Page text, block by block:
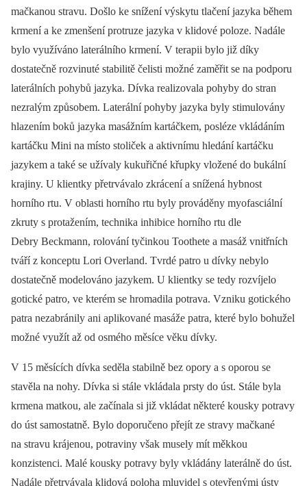
mačkanou stravu. Došlo ke snížení výskytu tlačení jazyka během
krmení a ke zmenšení protruze jazyka v klidové poloze. Nadále
bylo využíváno laterálního krmení. V terapii bylo již díky
dostatečně rozvinuté stabilitě čelisti možné zaměřit se na podporu
laterálních pohybů jazyka. Dívka realizovala pohyby do stran
nezralým způsobem. Laterální pohyby jazyka byly stimulovány
hlazením boků jazyka masážním kartáčkem, posléze vkládáním
kartáčku Mini na místo stoliček a aktivnímu hledání kartáčku
jazykem a také se užívaly kukuřičné křupky vložené do bukální
krajiny. U klientky přetrvávalo zkrácení a snížená hybnost
horního rtu. V oblasti horního rtu byly prováděny myofasciální
zkruty s protažením, technika inhibice horního rtu dle
Debry Beckmann, rolování tyčinkou Toothete a masáž vnitřních
tváří z konceptu Lori Overland. Tvrdé patro u dívky nebylo
dostatečně modelováno jazykem. U klientky se tedy rozvíjelo
gotické patro, ve kterém se hromadila potrava. Vzniku gotického
patra nezabránily ani aplikované masáže patra, které bylo bohužel
možné využít až od osmého měsíce věku dívky.
V 15 měsících dívka seděla stabilně bez opory a s oporou se
stavěla na nohy. Dívka si stále vkládala prsty do úst. Stále byla
krmena matkou, ale začínala si již vkládat některé kousky potravy
do úst samostatně. Bylo doporučeno přejít ze stravy mačkané
na stravu krájenou, potraviny však musely mít měkkou
konzistenci. Malé kousky potravy byly vkládány laterálně do úst.
Nadále přetrvávala klidová poloha mluvidel s otevřenými ústy